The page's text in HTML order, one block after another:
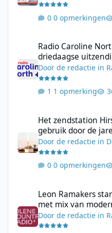
0 opmerkingen
Radio Caroline
driedaagse
Doorde redactie in
1 opmerking
Het zendstation
gebruik door de
Doorde redactie in
0 opmerkingen
Leon Ramakers
met mix van
Doorde redactie in